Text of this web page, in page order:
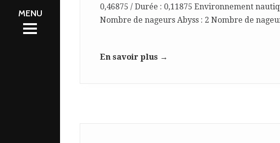
0,46875 / Durée : 0,11875 Environnement
Nombre de nageurs Abyss : 2 Nombre de
En savoir plus →